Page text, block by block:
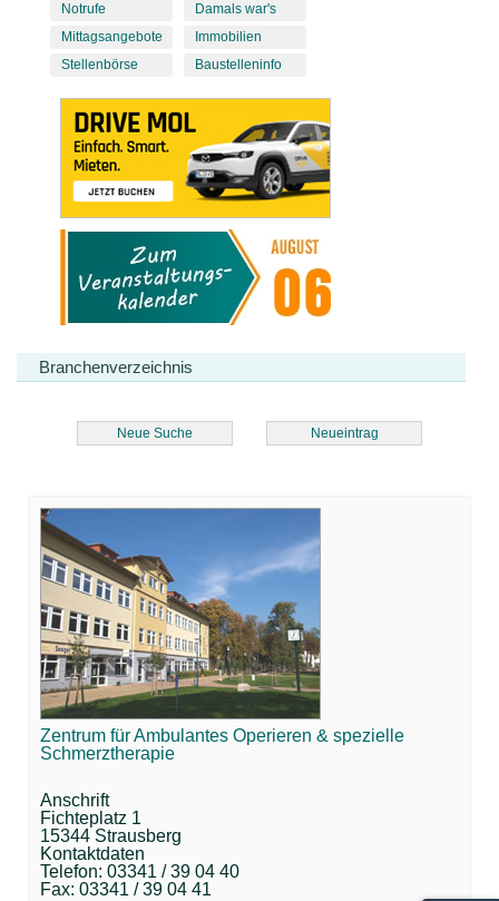
Notrufe
Mittagsangebote
Stellenbörse
Damals war's
Immobilien
Baustelleninfo
Branchenverzeichnis
Neue Suche Neueintrag
Zentrum für Ambulantes Operieren & spezielle
Schmerztherapie
Anschrift
Fichteplatz 1
15344 Strausberg
Kontaktdaten
Telefon: 03341 / 39 04 40
Fax: 03341 / 39 04 41